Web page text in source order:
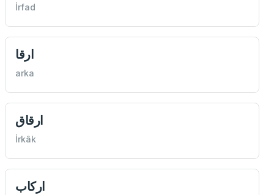
İrfad
ارقا
arka
ارقاق
İrkâk
اركاب